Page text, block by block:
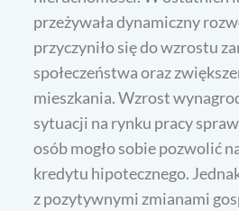
przeżywała dynamiczny
przyczyniło się do wzrostu
społeczeństwa oraz
mieszkania. Wzrost
sytuacji na rynku pracy
osób mogło sobie pozwolić
kredytu hipotecznego.
z pozytywnymi zmianami